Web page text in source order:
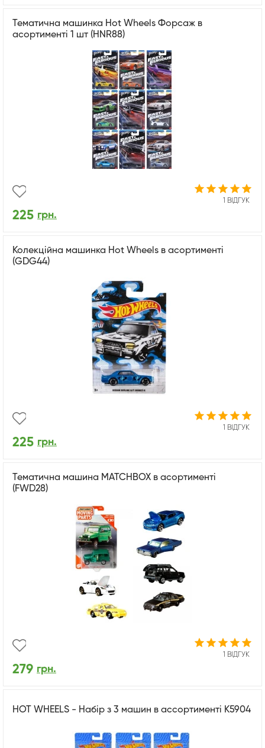
Тематична машинка Hot Wheels Форсаж в
асортименті 1 шт (HNR88)
1 ВІДГУК
225 грн.
Колекційна машинка Hot Wheels в асортименті
(GDG44)
1 ВІДГУК
225 грн.
Тематична машина MATCHBOX в асортименті
(FWD28)
1 ВІДГУК
279 грн.
HOT WHEELS - Набір з 3 машин в ассортименті K5904